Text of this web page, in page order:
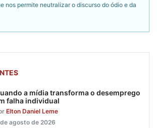
nos permite neutralizar o discurso do ódio e da
a mídia transforma o desemprego
falha individual
Elton Daniel Leme
agosto de 2026